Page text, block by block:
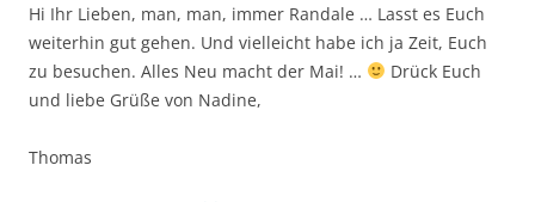
Hi Ihr Lieben, man, man, immer Randale … Lasst es Euch
weiterhin gut gehen. Und vielleicht habe ich ja Zeit, Euch
zu besuchen. Alles Neu macht der Mai! …
Drück Euch
und liebe Grüße von Nadine,
Thomas